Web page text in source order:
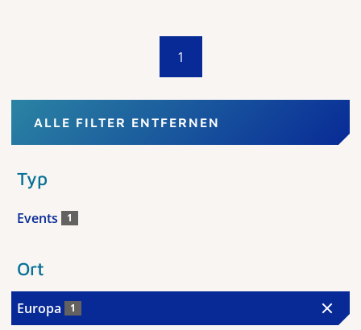
1
ALLE FILTER ENTFERNEN
Typ
Events 1
Ort
Europa 1